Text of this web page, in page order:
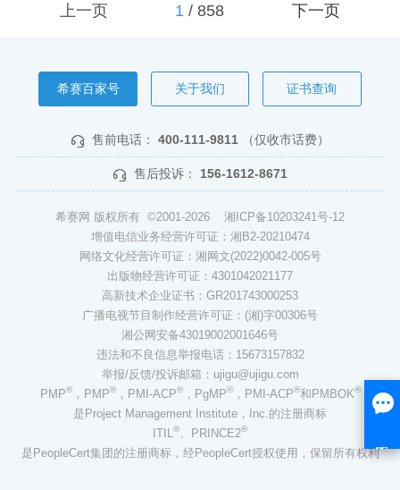
上一页 1/ 858 下一页
希赛百家号 关于我们 证书查询
售前电话： 400-111-9811 （仅收市话费）
售后投诉： 156-1612-8671
希赛网 版权所有 ©2001-2026 湘ICP备10203241号-12
增值电信业务经营许可证：湘B2-20210474
网络文化经营许可证：湘网文(2022)0042-005号
出版物经营许可证：4301042021177
高新技术企业证书：GR201743000253
广播电视节目制作经营许可证：(湘)字00306号
湘公网安备43019002001646号
违法和不良信息举报电话：15673157832
举报/反馈/投诉邮箱：ujigu@ujigu.com
PMP®，PMP®，PMI-ACP®，PgMP®，PMI-ACP®和PMBOK®
是Project Management Institute，Inc.的注册商标
ITIL®、PRINCE2®
是PeopleCert集团的注册商标，经PeopleCert授权使用，保留所有权利